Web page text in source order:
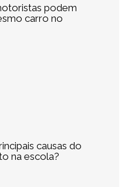
podem
carro no
causas do
na escola?